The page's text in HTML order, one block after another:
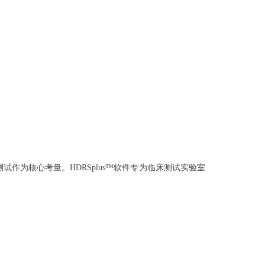
作为核心考量。HDRSplus™软件专为临床测试实验室